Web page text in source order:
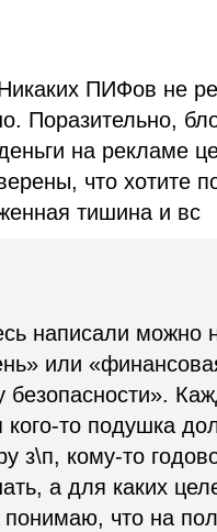
ПИФов не
Поразительно,
на рекламе
что хотите
тишина и вс
написали можно
или
то подушка
з\п, кому-то
а для каких
понимаю, что на